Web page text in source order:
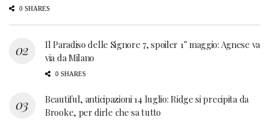
0 SHARES
Il Paradiso delle Signore 7, spoiler 1° maggio: Agnese va
via da Milano
0 SHARES
Beautiful, anticipazioni 14 luglio: Ridge si precipita da
Brooke, per dirle che sa tutto